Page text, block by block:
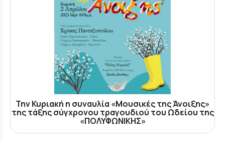
Την Κυριακή η συναυλία «Μουσικές της Άνοιξης»
της τάξης σύγχρονου τραγουδιού του Ωδείου της
«ΠΟΛΥΦΩΝΙΚΗΣ»